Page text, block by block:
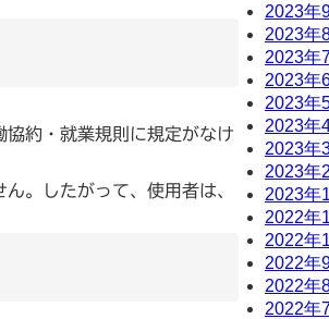
約・就業規則に規定がなけ
。したがって、使用者は、
2023年
2023年
2023年
2023年
2023年
2023年
2023年
2023年
2023年
2022年
2022年
2022年
2022年
2022年